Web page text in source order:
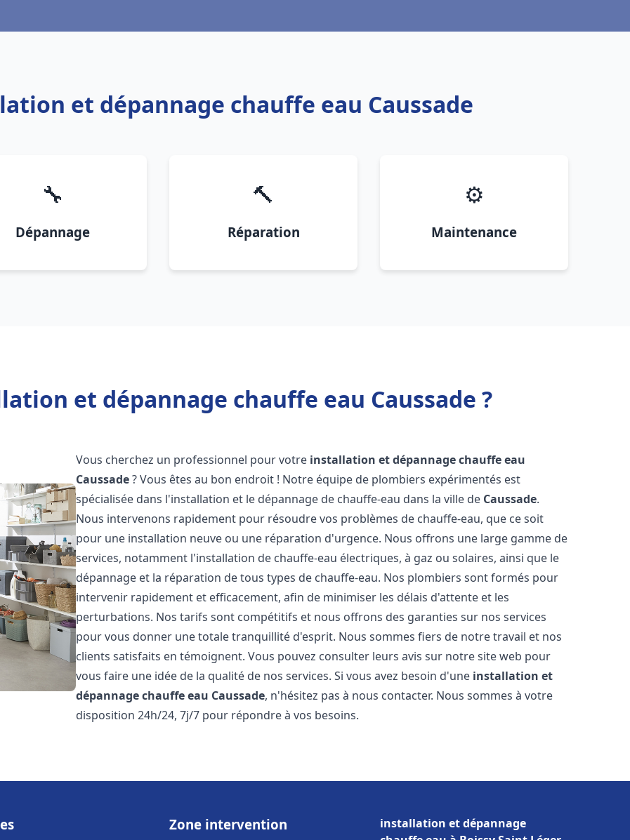
et dépannage chauffe eau Caussade
🔧
Dépannage
🔨
Réparation
⚙️
Maintenance
et dépannage chauffe eau Caussade ?
Vous cherchez un professionnel pour votre installation et dépannage chauffe eau
Caussade? Vous êtes au bon endroit ! Notre équipe de plombiers expérimentés est
spécialisée dans l'installation et le dépannage de chauffe-eau dans la ville de Caussade.
Nous intervenons rapidement pour résoudre vos problèmes de chauffe-eau, que ce soit
pour une installation neuve ou une réparation d'urgence. Nous offrons une large gamme de
services, notamment l'installation de chauffe-eau électriques, à gaz ou solaires, ainsi que le
dépannage et la réparation de tous types de chauffe-eau. Nos plombiers sont formés pour
intervenir rapidement et efficacement, afin de minimiser les délais d'attente et les
perturbations. Nos tarifs sont compétitifs et nous offrons des garanties sur nos services
pour vous donner une totale tranquillité d'esprit. Nous sommes fiers de notre travail et nos
clients satisfaits en témoignent. Vous pouvez consulter leurs avis sur notre site web pour
vous faire une idée de la qualité de nos services. Si vous avez besoin d'une installation et
dépannage chauffe eau Caussade, n'hésitez pas à nous contacter. Nous sommes à votre
disposition 24h/24, 7j/7 pour répondre à vos besoins.
Zone intervention
installation et dépannage